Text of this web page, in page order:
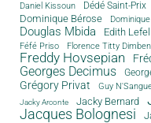
Daniel Kissoun Dédé Saint-Prix
Dominique Bérose
Douglas Mbida Edith Lefel
Féfé Priso Florence Titty
Freddy Hovsepian
Georges Decimus
Grégory Privat Guy
Jacky Arconte
Jacky Bernard
Jacques Bolognesi